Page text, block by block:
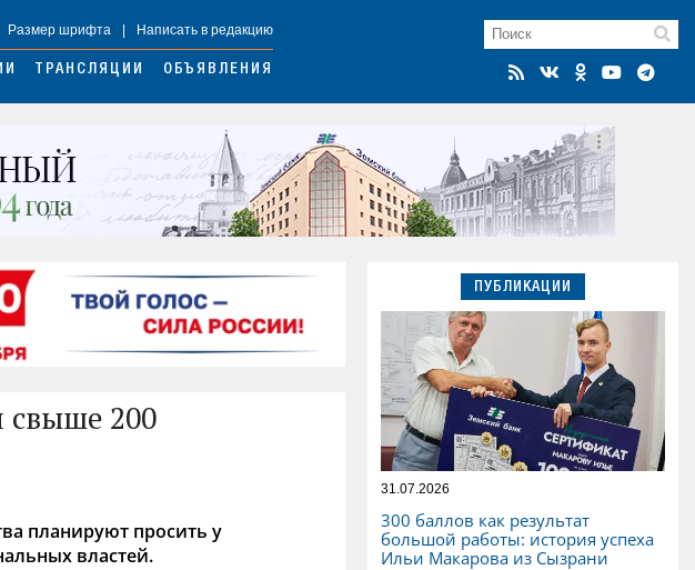
Размер шрифта Написать в редакцию
ТРАНСЛЯЦИИ ОБЪЯВЛЕНИЯ
свыше 200
планируют просить у
властей.
ПУБЛИКАЦИИ
31.07.2026
300 баллов как результат
большой работы: история успеха
Ильи Макарова из Сызрани